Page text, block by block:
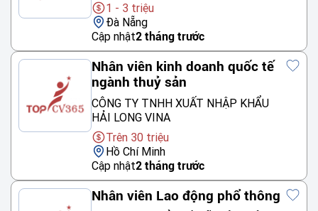
1 - 3 triệu
Đà Nẵng
Cập nhật2 tháng trước
Nhân viên kinh doanh quốc tế
ngành thuỷ sản
CÔNG TY TNHH XUẤT NHẬP KHẨU
HẢI LONG VINA
Trên 30 triệu
Hồ Chí Minh
Cập nhật2 tháng trước
Nhân viên Lao động phổ thông